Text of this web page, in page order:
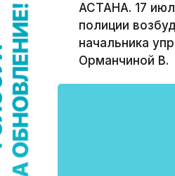
АСТАНА. 17
полиции
начальника
Орманчиной В.